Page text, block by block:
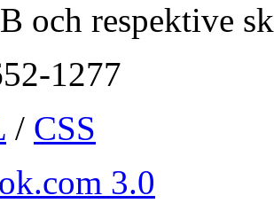
och respektive
1277
/ CSS
3.0